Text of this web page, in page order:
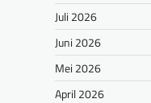
Juli 2026
Juni 2026
Mei 2026
April 2026